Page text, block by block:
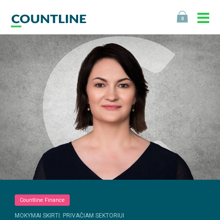
0
Countline Finance
MOKYMAI SKIRTI: PRIVAČIAM SEKTORIUI